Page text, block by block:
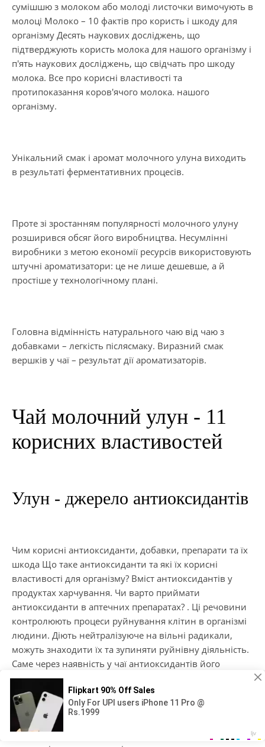
сумішшю з молоком або молоді листочки вимочують в
молоці Молоко – 10 фактів про користь і шкоду для
організму Десять наукових досліджень, що
підтверджують користь молока для нашого організму і
п'ять наукових досліджень, що свідчать про шкоду
молока. Все про корисні властивості та
протипоказання коров'ячого молока. нашого
організму.
Унікальний смак і аромат молочного улуна виходить
в результаті ферментативних процесів.
Проте зі зростанням популярності молочного улуну
розширився обсяг його виробництва. Несумлінні
виробники з метою економії ресурсів використовують
штучні ароматизатори: це не лише дешевше, а й
простіше у технологічному плані.
Головна відмінність натурального чаю від чаю з
добавками – легкість післясмаку. Виразний смак
вершків у чаї – результат дії ароматизаторів.
Чай молочний улун - 11
корисних властивостей
Улун - джерело антиоксидантів
Чим корисні антиоксиданти, добавки, препарати та їх
шкода Що таке антиоксиданти та які їх корисні
властивості для організму? Вміст антиоксидантів у
продуктах харчування. Чи варто приймати
антиоксиданти в аптечних препаратах? . Ці речовини
контролюють процеси руйнування клітин в організмі
людини. Діють нейтралізуюче на вільні радикали,
можуть знаходити їх та зупиняти руйнівну діяльність.
Саме через наявність у чаї антиоксидантів його
властивості порівнюють із «еліксиром молодості».
Висока концентрація антиоксидантів у молочному
улуні допомагає хворим при атеросклерозі, виводить
відкладення холестеринових бляшок ТОП-10
продуктів, що знижують холестерин та очищають